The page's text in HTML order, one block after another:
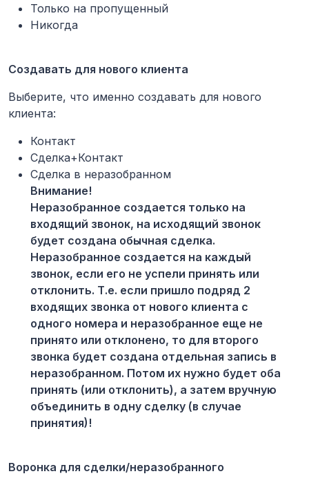
Только на пропущенный
Никогда
Создавать для нового клиента
Выберите, что именно создавать для нового
клиента:
Контакт
Сделка+Контакт
Сделка в неразобранном
Внимание!
Неразобранное создается только на
входящий звонок, на исходящий звонок
будет создана обычная сделка.
Неразобранное создается на каждый
звонок, если его не успели принять или
отклонить. Т.е. если пришло подряд 2
входящих звонка от нового клиента с
одного номера и неразобранное еще не
принято или отклонено, то для второго
звонка будет создана отдельная запись в
неразобранном. Потом их нужно будет оба
принять (или отклонить), а затем вручную
объединить в одну сделку (в случае
принятия)!
Воронка для сделки/неразобранного